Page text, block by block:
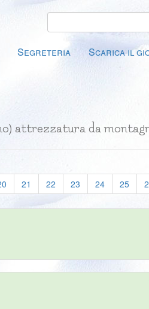
Segreteria Scarica il
attrezzatura da
21 22 23 24 25